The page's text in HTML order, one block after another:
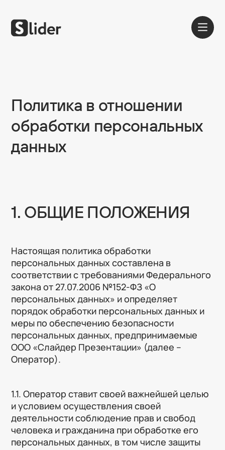
Блог
Лицензии
Отзывы
Вопросы
Наши продукты
Политика в отношении
обработки персональных
данных
1. ОБЩИЕ ПОЛОЖЕНИЯ
Настоящая политика обработки
персональных данных составлена в
соответствии с требованиями Федерального
закона от 27.07.2006 №152-ФЗ «О
персональных данных» и определяет
порядок обработки персональных данных и
меры по обеспечению безопасности
персональных данных, предпринимаемые
ООО «Слайдер Презентации» (далее –
Оператор).
1.1. Оператор ставит своей важнейшей целью
и условием осуществления своей
деятельности соблюдение прав и свобод
человека и гражданина при обработке его
персональных данных, в том числе защиты